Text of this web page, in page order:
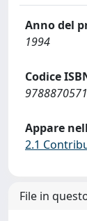
Anno del
1994
Codice
Appare
2.1
File in